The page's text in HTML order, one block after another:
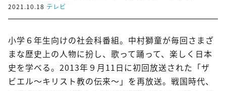
2021.10.18 テレビ
小学６年生向けの社会科番組。中村獅童が毎回さまざ
まな歴史上の人物に扮し、歌って踊って、楽しく日本
史を学べる。2013年９月11日に初回放送された「ザ
ビエル～キリスト教の伝来～」を再放送。戦国時代、